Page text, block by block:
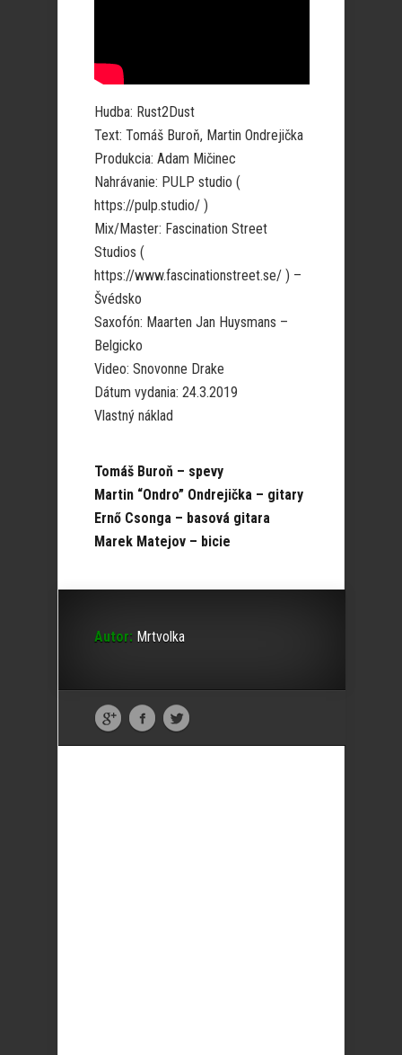
Hudba: Rust2Dust
Text: Tomáš Buroň, Martin Ondrejička
Produkcia: Adam Mičinec
Nahrávanie: PULP studio (
https://pulp.studio/ )
Mix/Master: Fascination Street
Studios (
https://www.fascinationstreet.se/ ) –
Švédsko
Saxofón: Maarten Jan Huysmans –
Belgicko
Video: Snovonne Drake
Dátum vydania: 24.3.2019
Vlastný náklad
Tomáš Buroň – spevy
Martin “Ondro” Ondrejička – gitary
Ernő Csonga – basová gitara
Marek Matejov – bicie
Autor: Mrtvolka